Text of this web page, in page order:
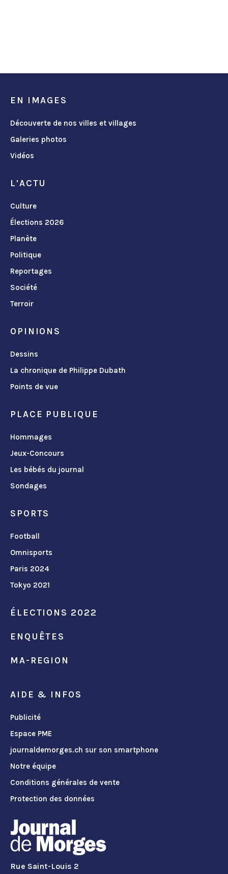
EN IMAGES
Découverte de nos villes et villages
Galeries photos
Vidéos
L'ACTU
Culture
Élections 2026
Planète
Politique
Reportages
Société
Terroir
OPINIONS
Dessins
La chronique de Philippe Dubath
Points de vue
PLACE PUBLIQUE
Hommages
Jeux-Concours
Les bébés du journal
Sondages
SPORTS
Football
Omnisports
Paris 2024
Tokyo 2021
ÉLECTIONS 2022
ENQUÊTES
MA-REGION
AIDE & INFOS
Publicité
Espace PME
journaldemorges.ch sur son smartphone
Notre équipe
Conditions générales de vente
Protection des données
Rue Saint-Louis 2